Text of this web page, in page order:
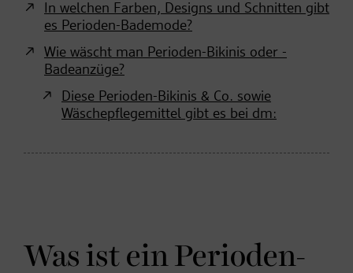
In welchen Farben, Designs und Schnitten gibt
es Perioden-Bademode?
Wie wäscht man Perioden-Bikinis oder -
Badeanzüge?
Diese Perioden-Bikinis & Co. sowie
Wäschepflegemittel gibt es bei dm:
Was ist ein Perioden-